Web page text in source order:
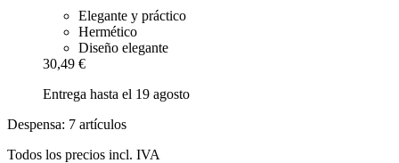
Elegante y práctico
Hermético
Diseño elegante
30,49 €
Entrega hasta el 19 agosto
Despensa: 7 artículos
Todos los precios incl. IVA